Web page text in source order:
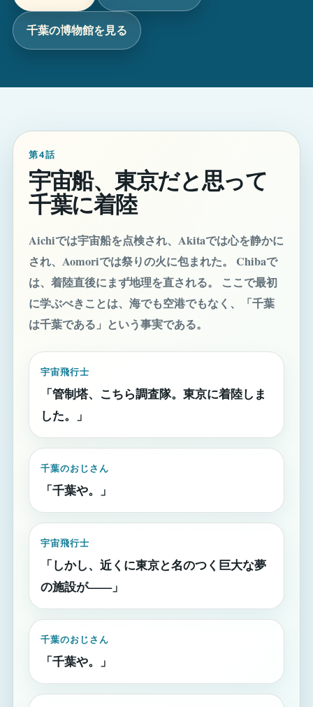
千葉の博物館を見る
第4話
宇宙船、東京だと思って
千葉に着陸
Aichiでは宇宙船を点検され、Akitaでは心を静かに
され、Aomoriでは祭りの火に包まれた。 Chibaで
は、着陸直後にまず地理を直される。 ここで最初
に学ぶべきことは、海でも空港でもなく、「千葉
は千葉である」という事実である。
宇宙飛行士
「管制塔、こちら調査隊。東京に着陸しま
した。」
千葉のおじさん
「千葉や。」
宇宙飛行士
「しかし、近くに東京と名のつく巨大な夢
の施設が——」
千葉のおじさん
「千葉や。」